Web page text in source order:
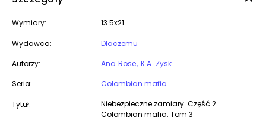
Wymiary: 13.5x21
Wydawca:
Dlaczemu
Autorzy:
Ana Rose K.A. Zysk
Seria:
Colombian mafia
Tytuł:
Niebezpieczne zamiary. Część 2.
Colombian mafia. Tom 3